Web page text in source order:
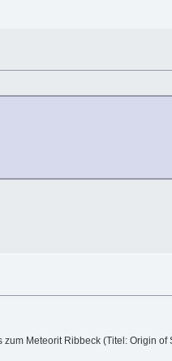
Meteorit Ribbeck (Titel: Origin